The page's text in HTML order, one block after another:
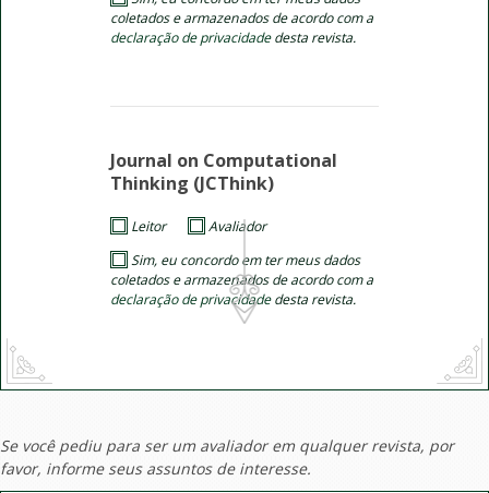
coletados e armazenados de acordo com a
declaração de privacidadedesta revista.
Journal on Computational
Thinking (JCThink)
Leitor
Avaliador
coletados e armazenados de acordo com a
declaração de privacidadedesta revista.
Se você pediu para ser um avaliador em qualquer revista, por
favor, informe seus assuntos de interesse.